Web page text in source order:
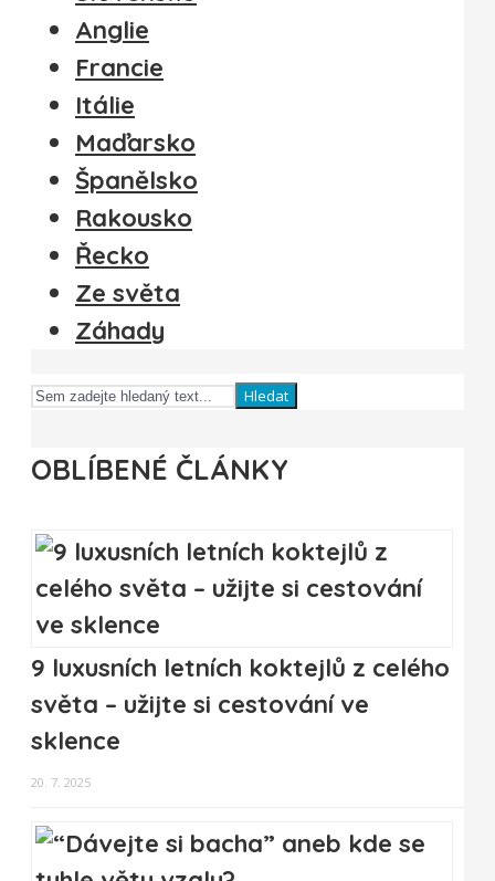
Anglie
Francie
Itálie
Maďarsko
Španělsko
Rakousko
Řecko
Ze světa
Záhady
Hledat
OBLÍBENÉ ČLÁNKY
9 luxusních letních koktejlů z celého
světa – užijte si cestování ve
sklence
20. 7. 2025